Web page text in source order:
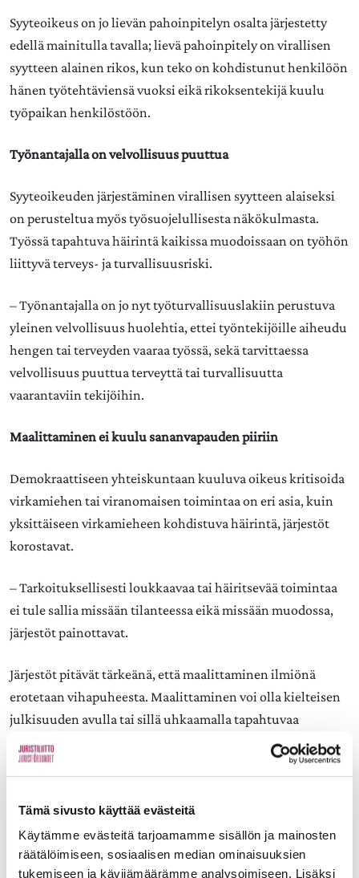
Tämä sivusto käyttää evästeitä
Käytämme evästeitä tarjoamamme sisällön ja mainosten
räätälöimiseen, sosiaalisen median ominaisuuksien
tukemiseen ja kävijämäärämme analysoimiseen. Lisäksi
Syyteoikeus on jo lievän pahoinpitelyn osalta järjestetty
edellä mainitulla tavalla; lievä pahoinpitely on virallisen
syytteen alainen rikos, kun teko on kohdistunut henkilöön
hänen työtehtäviensä vuoksi eikä rikoksentekijä kuulu
työpaikan henkilöstöön.
Työnantajalla on velvollisuus puuttua
Syyteoikeuden järjestäminen virallisen syytteen alaiseksi
on perusteltua myös työsuojelullisesta näkökulmasta.
Työssä tapahtuva häirintä kaikissa muodoissaan on työhön
liittyvä terveys- ja turvallisuusriski.
– Työnantajalla on jo nyt työturvallisuuslakiin perustuva
yleinen velvollisuus huolehtia, ettei työntekijöille aiheudu
hengen tai terveyden vaaraa työssä, sekä tarvittaessa
velvollisuus puuttua terveyttä tai turvallisuutta
vaarantaviin tekijöihin.
Maalittaminen ei kuulu sananvapauden piiriin
Demokraattiseen yhteiskuntaan kuuluva oikeus kritisoida
virkamiehen tai viranomaisen toimintaa on eri asia, kuin
yksittäiseen virkamieheen kohdistuva häirintä, järjestöt
korostavat.
– Tarkoituksellisesti loukkaavaa tai häiritsevää toimintaa
ei tule sallia missään tilanteessa eikä missään muodossa,
järjestöt painottavat.
Järjestöt pitävät tärkeänä, että maalittaminen ilmiönä
erotetaan vihapuheesta. Maalittaminen voi olla kielteisen
julkisuuden avulla tai sillä uhkaamalla tapahtuvaa
epäasiallista vaikuttamista viranomaistoiminta.
Maalittaminen ei kuitenkaan välttämättä ole julkista.
– Maalittamisella ei tarkoiteta yksittäisiä vihanpurkauksia
sosiaalisessa mediassa, saati poliisipartion keikkapaikalla
saamaa välitöntä asiakaspalautetta, korostaa SPJL:n
puheenjohtaja Jonne Rinne.